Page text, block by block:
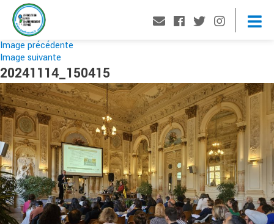
Image précédente
Image suivante
20241114_150415